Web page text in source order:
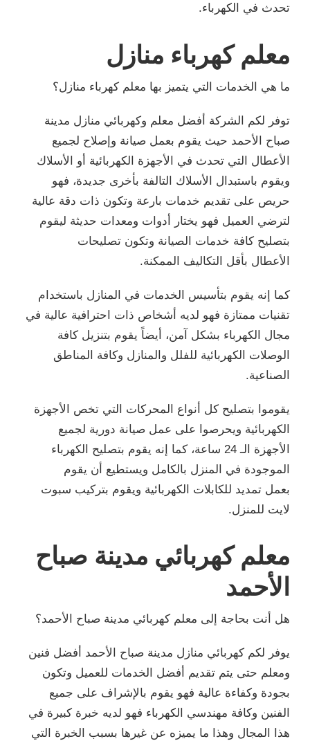
تحدث في الكهرباء.
معلم كهرباء منازل
ما هي الخدمات التي يتميز بها معلم كهرباء منازل؟
توفر لكم الشركة أفضل معلم وكهربائي منازل مدينة
صباح الأحمد حيث يقوم بعمل صيانة وإصلاح لجميع
الأعطال التي تحدث في الأجهزة الكهربائية أو الأسلاك
ويقوم باستبدال الأسلاك التالفة بأخرى جديدة، فهو
حريص على تقديم خدمات بارعة وتكون ذات دقة عالية
لترضي العميل فهو يختار أدوات ومعدات حديثة ليقوم
بتصليح كافة خدمات الصيانة وتكون تصليحات
الأعطال بأقل التكاليف الممكنة.
كما إنه يقوم بتأسيس الخدمات في المنازل باستخدام
تقنيات ممتازة فهو لديه أشخاص ذات احترافية عالية في
مجال الكهرباء بشكل آمن، أيضاً يقوم بتنزيل كافة
الوصلات الكهربائية للفلل والمنازل وكافة المناطق
الصناعية.
يقوموا بتصليح كل أنواع المحركات التي تخص الأجهزة
الكهربائية ويحرصوا على عمل صيانة دورية لجميع
الأجهزة الـ 24 ساعة، كما إنه يقوم بتصليح الكهرباء
الموجودة في المنزل بالكامل ويستطيع أن يقوم
بعمل تمديد للكابلات الكهربائية ويقوم بتركيب سبوت
لايت للمنزل.
معلم كهربائي مدينة صباح
الأحمد
هل أنت بحاجة إلى معلم كهربائي مدينة صباح الأحمد؟
يوفر لكم كهربائي منازل مدينة صباح الأحمد أفضل فنين
ومعلم حتى يتم تقديم أفضل الخدمات للعميل وتكون
بجودة وكفاءة عالية فهو يقوم بالإشراف على جميع
الفنين وكافة مهندسي الكهرباء فهو لديه خبرة كبيرة في
هذا المجال وهذا ما يميزه عن غيرها بسبب الخبرة التي